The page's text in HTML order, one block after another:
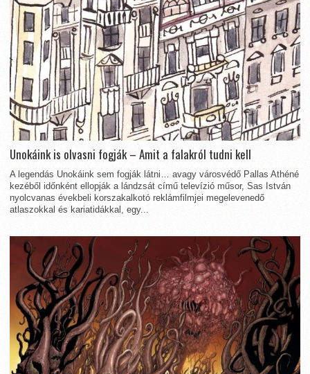
Unokáink is olvasni fogják – Amit a falakról tudni kell
A legendás Unokáink sem fogják látni… avagy városvédő Pallas Athéné
kezéből időnként ellopják a lándzsát című televízió műsor, Sas István
nyolcvanas évekbeli korszakalkotó reklámfilmjei megelevenedő
atlaszokkal és kariatidákkal, egy...